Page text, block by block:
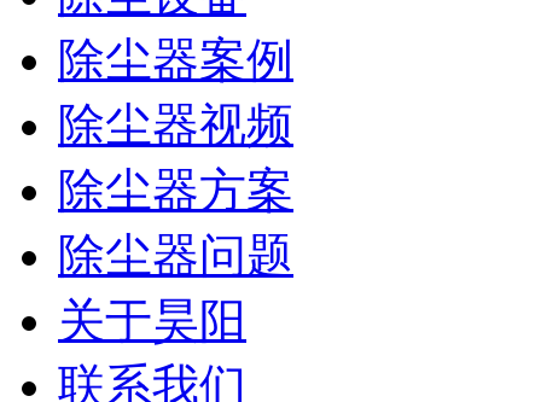
除尘器案例
除尘器视频
除尘器方案
除尘器问题
关于昊阳
联系我们